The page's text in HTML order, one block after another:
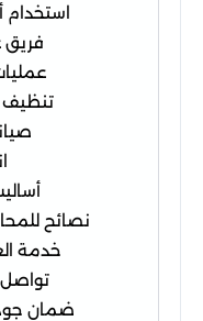
استخدام
تنظيف
نصائح
خدمة
ضمان